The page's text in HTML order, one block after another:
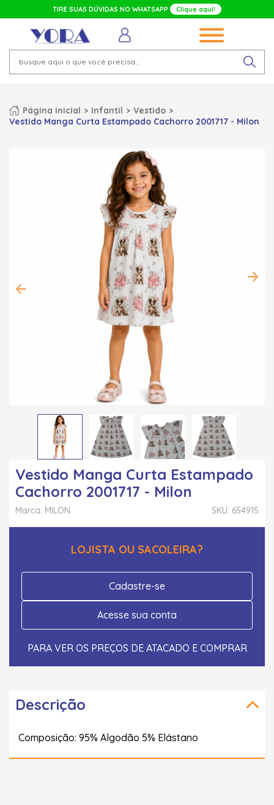
TIRE SUAS DÚVIDAS NO WHATSAPP Clique aqui!
Página inicial Infantil
Vestido
Vestido Manga Curta Estampado Cachorro 2001717 - Milon
Vestido Manga Curta Estampado
Cachorro 2001717 - Milon
SKU: 654915
Marca: MILON
LOJISTA OU SACOLEIRA?
Cadastre-se
Acesse sua conta
PARA VER OS PREÇOS DE ATACADO E COMPRAR
Descrição
Composição: 95% Algodão 5% Elástano